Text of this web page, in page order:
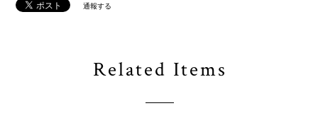
通報する
Related Items